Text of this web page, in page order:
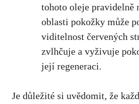
tohoto oleje pravidelně
oblasti pokožky může
viditelnost⁢ červených
zvlhčuje a ‌vyživuje
její regeneraci.
Je⁢ důležité ‌si uvědomit, že